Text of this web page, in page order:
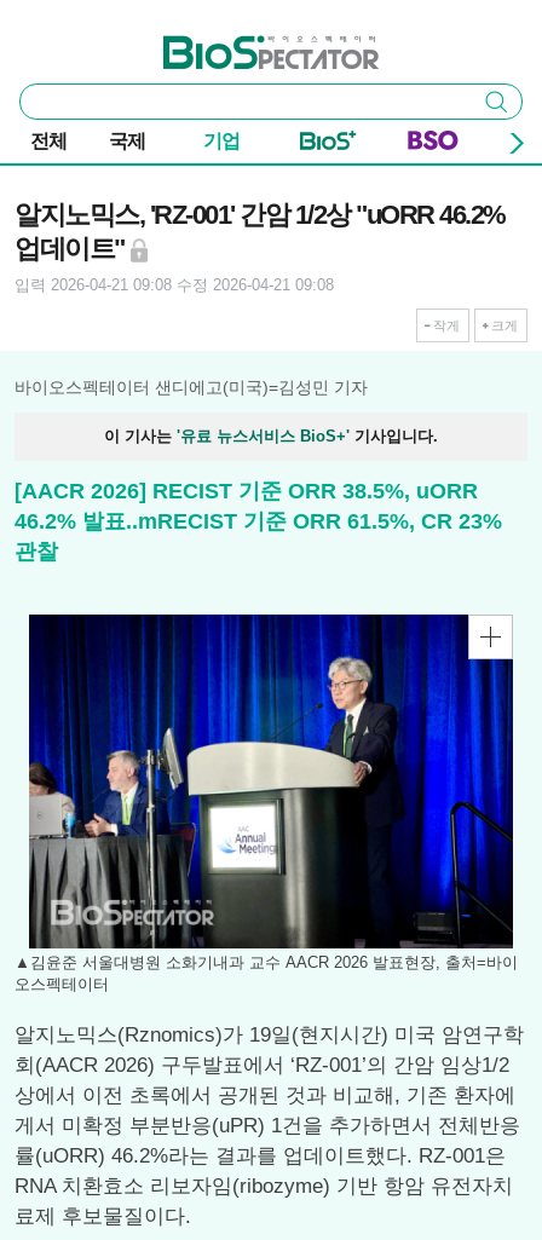
바이오스펙테이터
통
합
검
색
검색
전체 국제 기업
알지노믹스, 'RZ-001' 간암 1/2상 "uORR 46.2%
업데이트"
입력 2026-04-21 09:08 수정 2026-04-21 09:08
작게 크게
바이오스펙테이터 샌디에고(미국)=김성민 기자
이 기사는 '유료 뉴스서비스 BioS+' 기사입니다.
[AACR 2026] RECIST 기준 ORR 38.5%, uORR
46.2% 발표..mRECIST 기준 ORR 61.5%, CR 23%
관찰
▲김윤준 서울대병원 소화기내과 교수 AACR 2026 발표현장, 출처=바이
오스펙테이터
알지노믹스(Rznomics)가 19일(현지시간) 미국 암연구학
회(AACR 2026) 구두발표에서 ‘RZ-001’의 간암 임상1/2
상에서 이전 초록에서 공개된 것과 비교해, 기존 환자에
게서 미확정 부분반응(uPR) 1건을 추가하면서 전체반응
률(uORR) 46.2%라는 결과를 업데이트했다. RZ-001은
RNA 치환효소 리보자임(ribozyme) 기반 항암 유전자치
료제 후보물질이다.